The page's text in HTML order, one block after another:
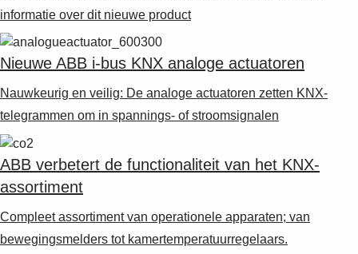
informatie over dit nieuwe product
Nieuwe ABB i-bus KNX analoge actuatoren
Nauwkeurig en veilig: De analoge actuatoren zetten KNX-
telegrammen om in spannings- of stroomsignalen
ABB verbetert de functionaliteit van het KNX-
assortiment
Compleet assortiment van operationele apparaten; van
bewegingsmelders tot kamertemperatuurregelaars.